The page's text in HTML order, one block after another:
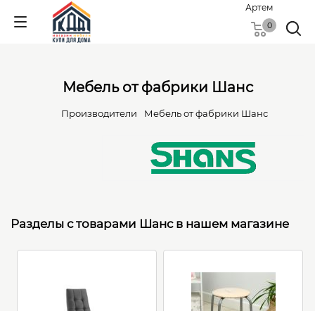
Артем
0
Мебель от фабрики Шанс
Производители Мебель от фабрики Шанс
Разделы с товарами Шанс в нашем магазине